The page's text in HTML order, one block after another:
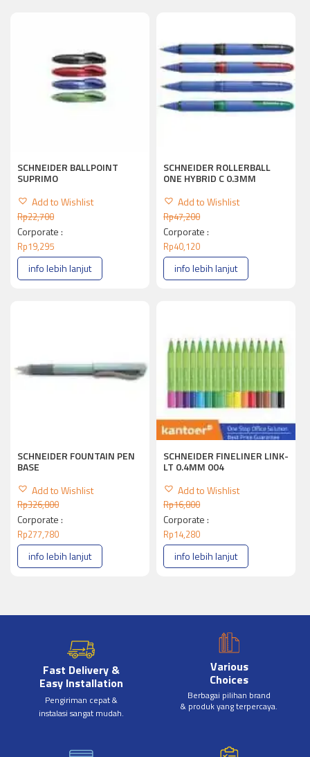
SCHNEIDER BALLPOINT
SUPRIMO
Add to Wishlist
Rp22,700
Corporate :
Rp19,295
info lebih lanjut
SCHNEIDER ROLLERBALL
ONE HYBRID C 0.3MM
Add to Wishlist
Rp47,200
Corporate :
Rp40,120
info lebih lanjut
SCHNEIDER FOUNTAIN PEN
BASE
Add to Wishlist
Rp326,800
Corporate :
Rp277,780
info lebih lanjut
SCHNEIDER FINELINER LINK-
LT 0.4MM 004
Add to Wishlist
Rp16,800
Corporate :
Rp14,280
info lebih lanjut
Fast Delivery &
Easy Installation
Pengiriman cepat &
instalasi sangat mudah.
Various
Choices
Berbagai pilihan brand
& produk yang terpercaya.